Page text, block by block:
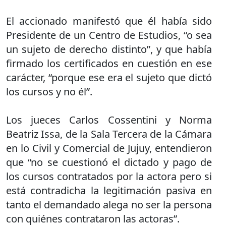
El accionado manifestó que él había sido
Presidente de un Centro de Estudios, “o sea
un sujeto de derecho distinto”, y que había
firmado los certificados en cuestión en ese
carácter, “porque ese era el sujeto que dictó
los cursos y no él”.
Los jueces Carlos Cossentini y Norma
Beatriz Issa, de la Sala Tercera de la Cámara
en lo Civil y Comercial de Jujuy, entendieron
que “no se cuestionó el dictado y pago de
los cursos contratados por la actora pero si
está contradicha la legitimación pasiva en
tanto el demandado alega no ser la persona
con quiénes contrataron las actoras”.